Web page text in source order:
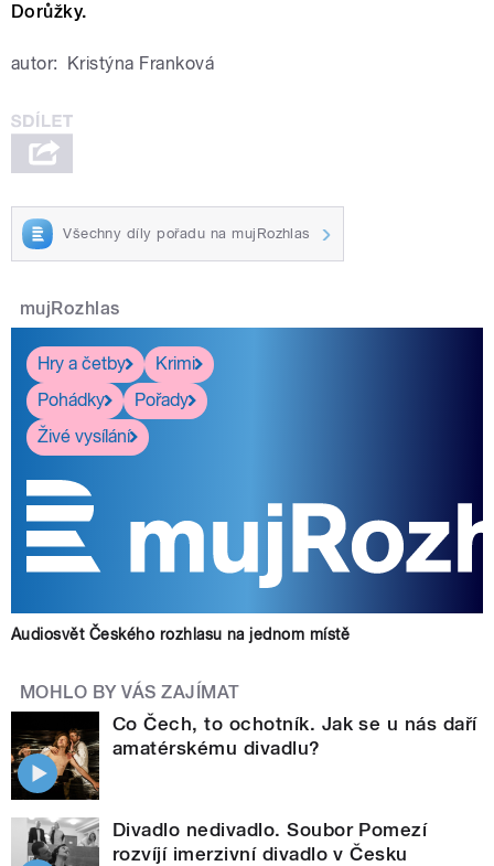
Dorůžky.
autor: Kristýna Franková
Všechny díly pořadu na mujRozhlas
mujRozhlas
Hry a četby
Krimi
Pohádky
Pořady
Živé vysílání
Audiosvět Českého rozhlasu na jednom místě
MOHLO BY VÁS ZAJÍMAT
Co Čech, to ochotník. Jak se u nás daří
amatérskému divadlu?
Divadlo nedivadlo. Soubor Pomezí
rozvíjí imerzivní divadlo v Česku